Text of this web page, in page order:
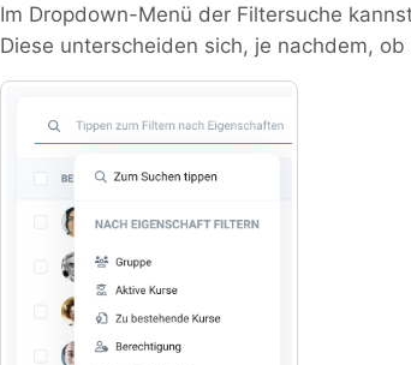
Im Dropdown-Menü der Filtersuche
Diese unterscheiden sich, je nachdem,